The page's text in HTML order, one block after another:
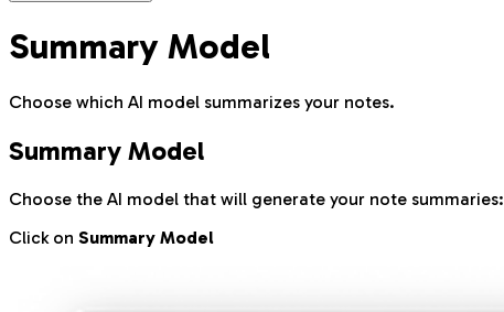
Summary Model
Choose which AI model summarizes your notes.
Summary Model
Choose the AI model that will generate your note summaries:
Click on Summary Model